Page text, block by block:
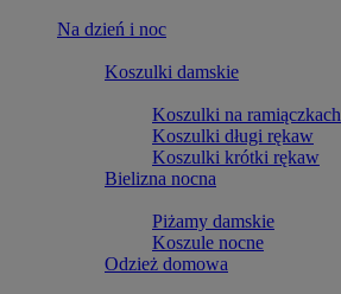
Na dzień i noc
Koszulki damskie
Koszulki na ramiączkach
Koszulki długi rękaw
Koszulki krótki rękaw
Bielizna nocna
Piżamy damskie
Koszule nocne
Odzież domowa